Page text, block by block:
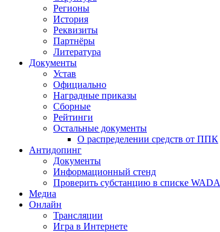
Регионы
История
Реквизиты
Партнёры
Литература
Документы
Устав
Официально
Наградные приказы
Сборные
Рейтинги
Остальные документы
О распределении средств от ППК
Антидопинг
Документы
Информационный стенд
Проверить субстанцию в списке WADA
Медиа
Онлайн
Трансляции
Игра в Интернете